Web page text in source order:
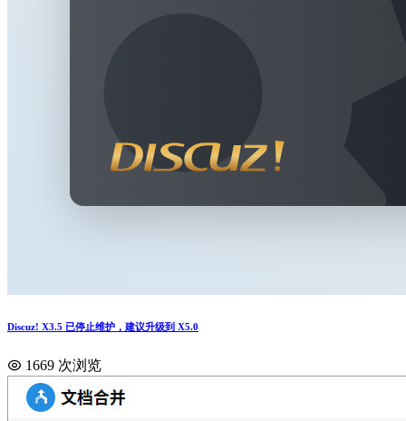
Discuz! X3.5 已停止维护，建议升级到 X5.0
1669 次浏览